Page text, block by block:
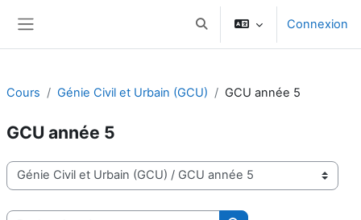
Activer/désactiver la saisie
Connexion
Cours Génie Civil et Urbain (GCU) GCU année 5
GCU année 5
Catégories de cours